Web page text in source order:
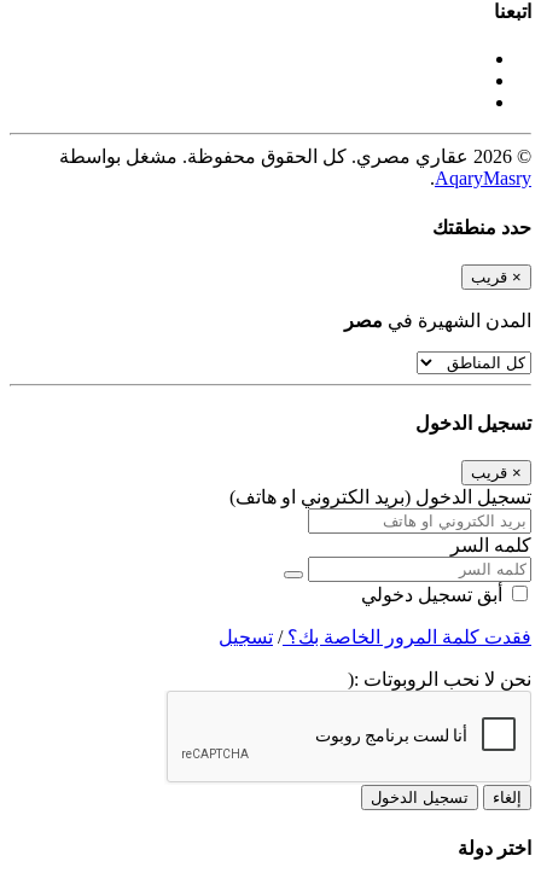
اتبعنا
© 2026 عقاري مصري. كل الحقوق محفوظة. مشغل بواسطة
AqaryMasry
.
حدد منطقتك
× قريب
المدن الشهيرة في مصر
تسجيل الدخول
× قريب
تسجيل الدخول (بريد الكتروني او هاتف)
كلمه السر
أبق تسجيل دخولي
فقدت كلمة المرور الخاصة بك؟/ تسجيل
نحن لا نحب الروبوتات :(
إلغاء تسجيل الدخول
اختر دولة